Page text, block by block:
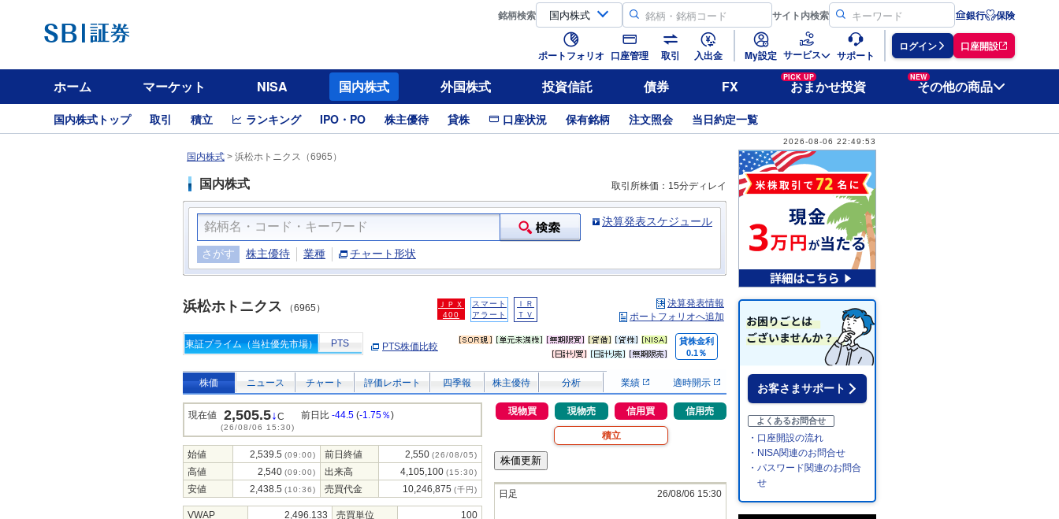
銘柄検索 サイト内検索 銀行 保険
ポートフォリオ 口座管理 取引 入出金 My設定 サービス サポート
ログイン 口座開設
ホーム マーケット NISA 国内株式 外国株式 投資信託 債券 FX
PICK UP
おまかせ投資
NEW
その他の商品
国内株式トップ 取引 積立 ランキング IPO・PO 株主優待 貸株 口座状況 保有銘柄 注文照会 当日約定一覧
2026-08-06 22:49:53
国内株式 > 浜松ホトニクス（6965）
国内株式 取引所株価：15分ディレイ
決算発表スケジュール
さがす 株主優待 業種 チャート形状
浜松ホトニクス （6965）
ＪＰＸ
400
スマート
アラート
ＩＲ
ＴＶ
決算発表情報
ポートフォリオへ追加
東証プライム（当社優先市場） PTS PTS株価比較
貸株金利
0.1％
株価 ニュース チャート 評価レポート 四季報 株主優待 分析 業績 適時開示
現在値 2,505.5↓C
(26/08/06 15:30)
前日比 -44.5 (-1.75％)
始値 2,539.5 (09:00) 前日終値 2,550 (26/08/05)
高値 2,540 (09:00) 出来高 4,105,100 (15:30)
安値 2,438.5 (10:36) 売買代金 10,246,875 (千円)
VWAP 2,496.133 売買単位 100
現物買 現物売 信用買 信用売
積立
日足 26/08/06 15:30
お客さまサポート
よくあるお問合せ
・口座開設の流れ
・NISA関連のお問合せ
・パスワード関連のお問合
せ